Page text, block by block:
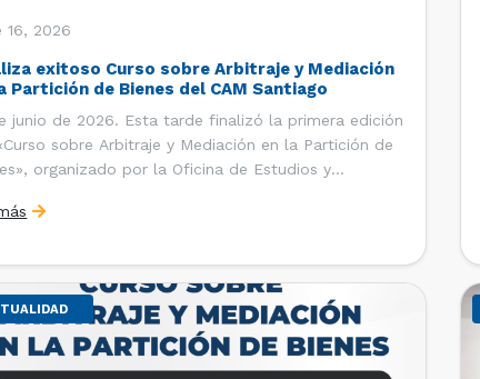
16, 2026
exitoso Curso sobre Arbitraje y Mediación
Partición de Bienes del CAM Santiago
junio de 2026. Esta tarde finalizó la primera edición
sobre Arbitraje y Mediación en la Partición de
organizado por la Oficina de Estudios y
(CAM) de la Cámara de Comercio de Santiago